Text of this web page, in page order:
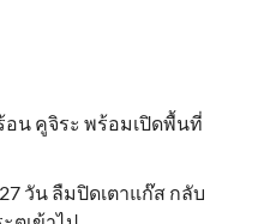
อน คูจิระ พร้อมเปิดพื้นที่
วัน ลืมปิดเตาแก๊ส กลับ